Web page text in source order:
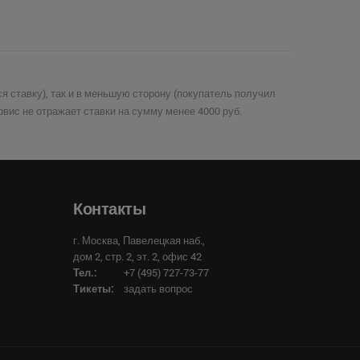
так и в меньшую сторону (покупатель получил
не отражает ставки на сумму менее 4000 руб.
Контакты
г. Москва, Павелецкая наб.,
дом 2, стр. 2, эт. 2, офис 42
Тел.:
+7 (495) 727-73-77
Тикеты:
задать вопрос